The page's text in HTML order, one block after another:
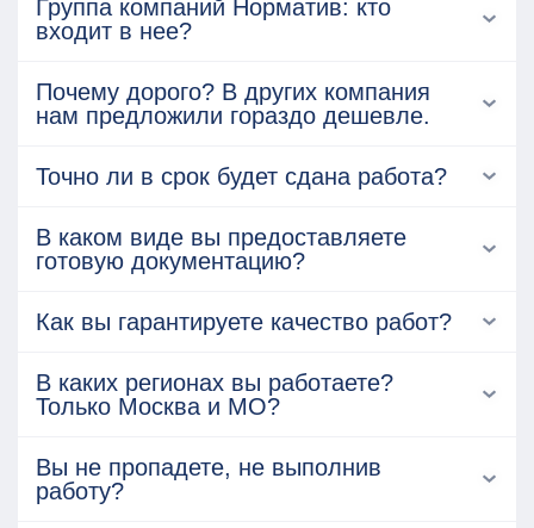
Группа компаний Норматив: кто
входит в нее?
Почему дорого? В других компания
нам предложили гораздо дешевле.
Точно ли в срок будет сдана работа?
В каком виде вы предоставляете
готовую документацию?
Как вы гарантируете качество работ?
В каких регионах вы работаете?
Только Москва и МО?
Вы не пропадете, не выполнив
работу?